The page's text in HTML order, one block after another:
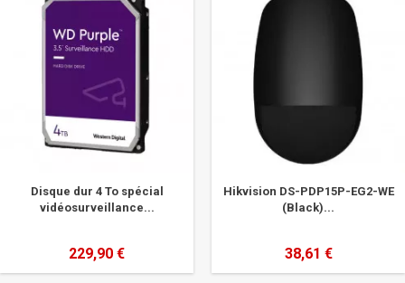
Disque dur 4 To spécial
vidéosurveillance...
229,90 €
Hikvision DS-PDP15P-EG2-WE
(Black)...
38,61 €